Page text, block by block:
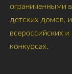
ограниченными
детских домов,
всероссийских
конкурсах.